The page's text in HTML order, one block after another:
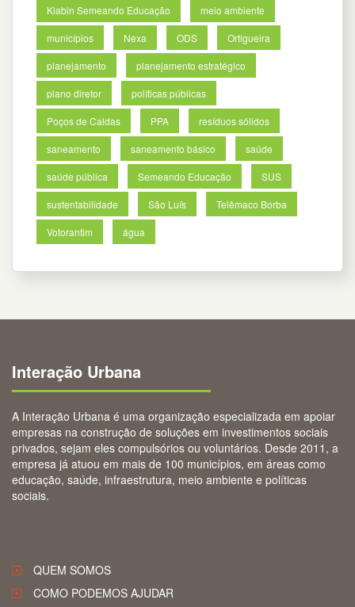
Klabin Semeando Educação meio ambiente
municípios Nexa ODS Ortigueira
planejamento planejamento estratégico
plano diretor políticas públicas
Poços de Caldas PPA resíduos sólidos
saneamento saneamento básico saúde
saúde pública Semeando Educação SUS
sustentabilidade São Luís Telêmaco Borba
Votorantim água
Interação Urbana
A Interação Urbana é uma organização especializada em apoiar
empresas na construção de soluções em investimentos sociais
privados, sejam eles compulsórios ou voluntários. Desde 2011, a
empresa já atuou em mais de 100 municípios, em áreas como
educação, saúde, infraestrutura, meio ambiente e políticas
sociais.
QUEM SOMOS
COMO PODEMOS AJUDAR